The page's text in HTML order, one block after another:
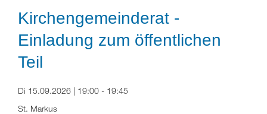
Kirchengemeinderat -
Einladung zum öffentlichen
Teil
Di 15.09.2026 | 19:00 - 19:45
St. Markus